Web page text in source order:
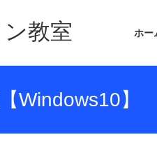
教室 ホー
Windows10】